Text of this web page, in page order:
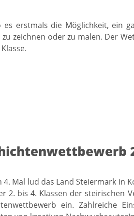
es erstmals die Möglichkeit, ein
zu zeichnen oder zu malen. Der
4. Mal lud das Land Steiermark in
2. bis 4. Klassen der steirischen
ein. Zahlreiche